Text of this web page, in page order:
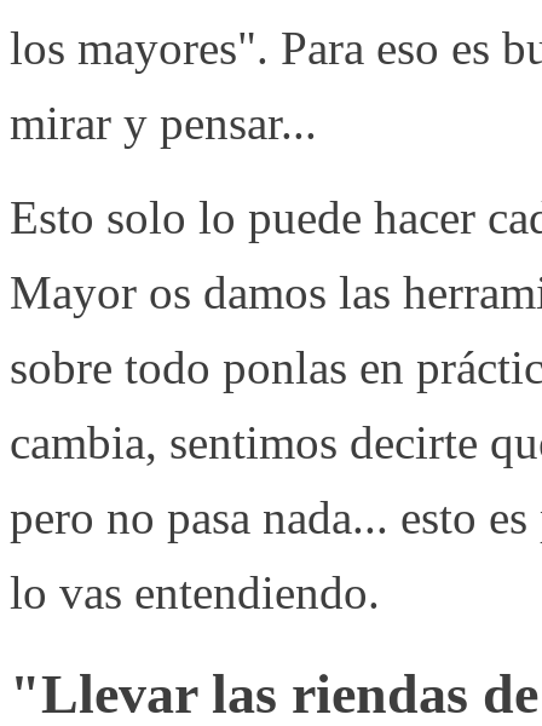
los mayores". Para eso es
mirar y pensar...
Esto solo lo puede hacer
Mayor os damos las
sobre todo ponlas en
cambia, sentimos decirte
pero no pasa nada... esto
lo vas entendiendo.
"Llevar las riendas